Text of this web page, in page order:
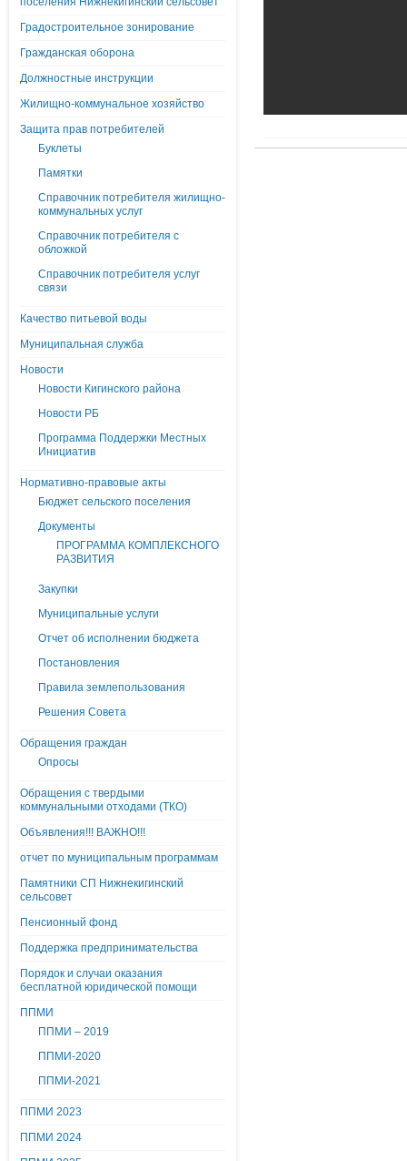
Градостроительное зонирование
Гражданская оборона
Должностные инструкции
Жилищно-коммунальное хозяйство
Защита прав потребителей
Буклеты
Памятки
Справочник потребителя жилищно-
коммунальных услуг
Справочник потребителя с
обложкой
Справочник потребителя услуг
связи
Качество питьевой воды
Муниципальная служба
Новости
Новости Кигинского района
Новости РБ
Программа Поддержки Местных
Инициатив
Нормативно-правовые акты
Бюджет сельского поселения
Документы
ПРОГРАММА КОМПЛЕКСНОГО
РАЗВИТИЯ
Закупки
Муниципальные услуги
Отчет об исполнении бюджета
Постановления
Правила землепользования
Решения Совета
Обращения граждан
Опросы
Обращения с твердыми
коммунальными отходами (ТКО)
Объявления!!! ВАЖНО!!!
отчет по муниципальным программам
Памятники СП Нижнекигинский
сельсовет
Пенсионный фонд
Поддержка предпринимательства
Порядок и случаи оказания
бесплатной юридической помощи
ППМИ
ППМИ – 2019
ППМИ-2020
ППМИ-2021
ППМИ 2023
ППМИ 2024